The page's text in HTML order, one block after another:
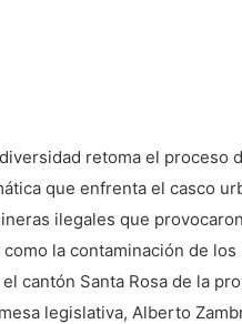
retoma el proceso
que enfrenta el casco
ilegales que
la contaminación de los
cantón Santa Rosa de la
legislativa, Alberto